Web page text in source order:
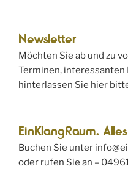
Newsletter
Möchten Sie ab und zu
Terminen,
hinterlassen Sie hier
EinKlangRaum.
Buchen Sie unter
oder rufen Sie an –